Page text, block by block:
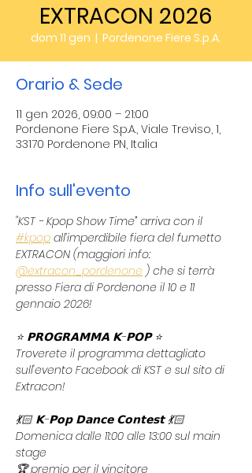
EXTRACON 2026
dom 11 gen
  |
Pordenone Fiere S.p.A.
Orario & Sede
11 gen 2026, 09:00 – 21:00
Pordenone Fiere S.p.A., Viale Treviso, 1,
33170 Pordenone PN, Italia
Info sull'evento
"KST - Kpop Show Time” arriva con il
#kpop all’imperdibile fiera del fumetto
EXTRACON (maggiori info:
@extracon_pordenone ) che si terrà
presso Fiera di Pordenone il 10 e 11
gennaio 2026!
⭐ 𝗣𝗥𝗢𝗚𝗥𝗔𝗠𝗠𝗔 𝗞-𝗣𝗢𝗣 ⭐
Troverete il programma dettagliato
sull'evento Facebook di KST e sul sito di
Extracon!
💃🏻 𝗞-𝗣𝗼𝗽 𝗗𝗮𝗻𝗰𝗲 𝗖𝗼𝗻𝘁𝗲𝘀𝘁 💃🏻
Domenica dalle 11:00 alle 13:00 sul main
stage
🏆 premio per il vincitore